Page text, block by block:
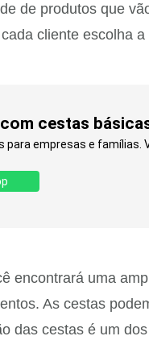
de produtos que
cliente escolha
cestas
para empresas e famílias.
encontrará uma
As cestas
das cestas é um